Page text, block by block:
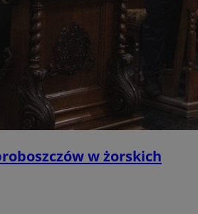
w żorskich